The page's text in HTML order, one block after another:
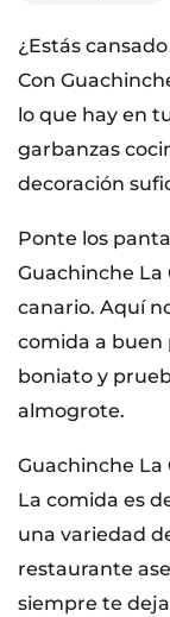
¿Estás
Con
lo que hay en
garbanzas
decoración
Ponte los
Guachinche La
canario. Aquí
comida a buen
boniato y
almogrote.
Guachinche La
La comida es
una variedad
restaurante
siempre te